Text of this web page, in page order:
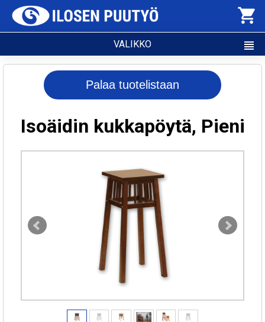
shopping_cart
VALIKKO view_headline
Palaa tuotelistaan
Isoäidin kukkapöytä, Pieni